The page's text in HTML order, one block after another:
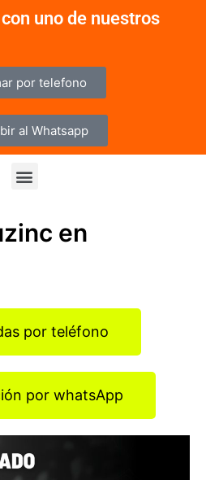
uno de nuestros
por telefono
al Whatsapp
Menu
en
por teléfono
por whatsApp